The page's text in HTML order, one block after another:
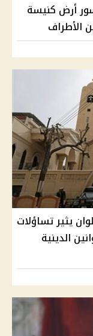
أرض كنيسة
الأطراف
يثير تساؤلات
الدينية